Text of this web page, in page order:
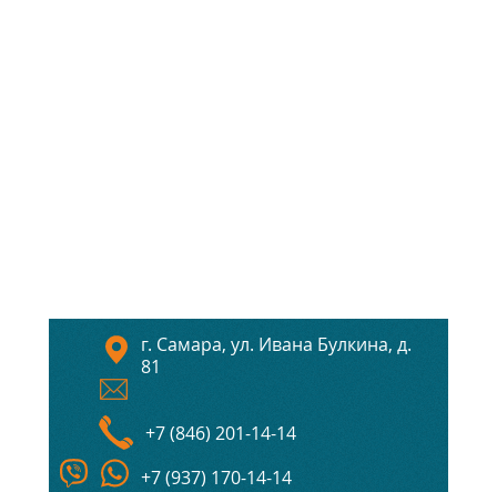
г. Самара, ул. Ивана Булкина, д.
81
+7 (846) 201-14-14
+7 (937) 170-14-14